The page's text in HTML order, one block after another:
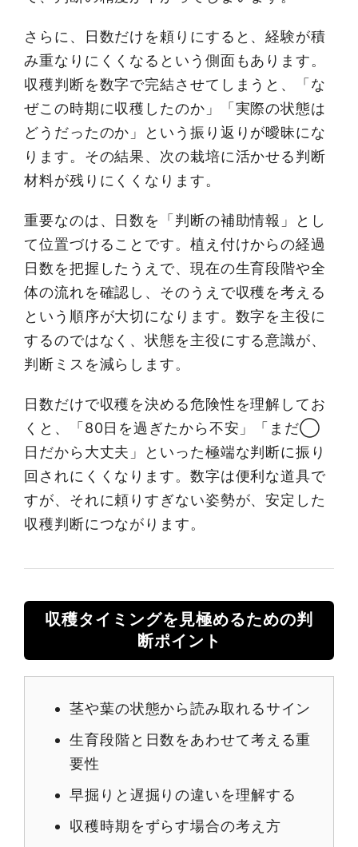
さらに、日数だけを頼りにすると、経験が積
み重なりにくくなるという側面もあります。
収穫判断を数字で完結させてしまうと、「な
ぜこの時期に収穫したのか」「実際の状態は
どうだったのか」という振り返りが曖昧にな
ります。その結果、次の栽培に活かせる判断
材料が残りにくくなります。
重要なのは、日数を「判断の補助情報」とし
て位置づけることです。植え付けからの経過
日数を把握したうえで、現在の生育段階や全
体の流れを確認し、そのうえで収穫を考える
という順序が大切になります。数字を主役に
するのではなく、状態を主役にする意識が、
判断ミスを減らします。
日数だけで収穫を決める危険性を理解してお
くと、「80日を過ぎたから不安」「まだ◯
日だから大丈夫」といった極端な判断に振り
回されにくくなります。数字は便利な道具で
すが、それに頼りすぎない姿勢が、安定した
収穫判断につながります。
収穫タイミングを見極めるための判
断ポイント
茎や葉の状態から読み取れるサイン
生育段階と日数をあわせて考える重
要性
早掘りと遅掘りの違いを理解する
収穫時期をずらす場合の考え方